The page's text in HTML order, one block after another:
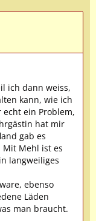
ich dann weiss,
kann, wie ich
echt ein Problem,
hat mir
gab es
Mit Mehl ist es
langweiliges
ebenso
Läden
man braucht.